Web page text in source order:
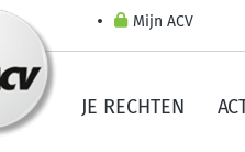
Mijn ACV
JE RECHTEN